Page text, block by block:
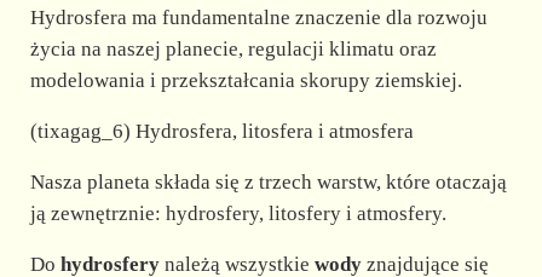
Hydrosfera ma fundamentalne znaczenie dla rozwoju
życia na naszej planecie, regulacji klimatu oraz
modelowania i przekształcania skorupy ziemskiej.
(tixagag_6) Hydrosfera, litosfera i atmosfera
Nasza planeta składa się z trzech warstw, które otaczają
ją zewnętrznie: hydrosfery, litosfery i atmosfery.
Do hydrosferynależą wszystkie wodyznajdujące się